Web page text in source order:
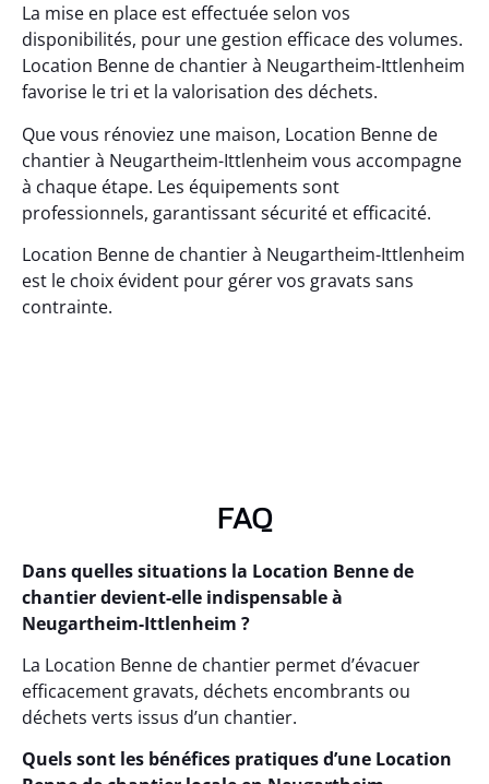
La mise en place est effectuée selon vos
disponibilités, pour une gestion efficace des volumes.
Location Benne de chantier à Neugartheim-Ittlenheim
favorise le tri et la valorisation des déchets.
Que vous rénoviez une maison, Location Benne de
chantier à Neugartheim-Ittlenheim vous accompagne
à chaque étape. Les équipements sont
professionnels, garantissant sécurité et efficacité.
Location Benne de chantier à Neugartheim-Ittlenheim
est le choix évident pour gérer vos gravats sans
contrainte.
FAQ
Dans quelles situations la Location Benne de
chantier devient-elle indispensable à
Neugartheim-Ittlenheim ?
La Location Benne de chantier permet d’évacuer
efficacement gravats, déchets encombrants ou
déchets verts issus d’un chantier.
Quels sont les bénéfices pratiques d’une Location